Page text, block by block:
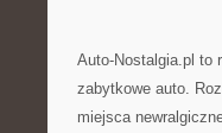
Auto-Nostalgia.pl to
zabytkowe auto.
miejsca